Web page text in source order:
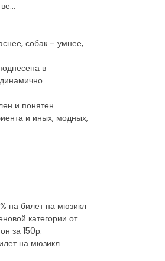
собак – умнее,
в
и понятен
и иных, модных,
на билет на мюзикл
категории от
за 150р.
на мюзикл